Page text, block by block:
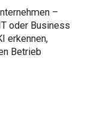
–
oder Business
erkennen,
Betrieb